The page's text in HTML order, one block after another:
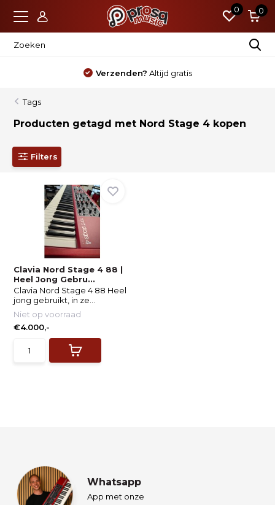
0 0
Verzenden? Altijd gratis
Tags
Producten getagd met Nord Stage 4 kopen
Filters
Clavia Nord Stage 4 88 |
Heel Jong Gebru...
Clavia Nord Stage 4 88 Heel
jong gebruikt, in ze...
Niet op voorraad
€4.000,-
Whatsapp
App met onze